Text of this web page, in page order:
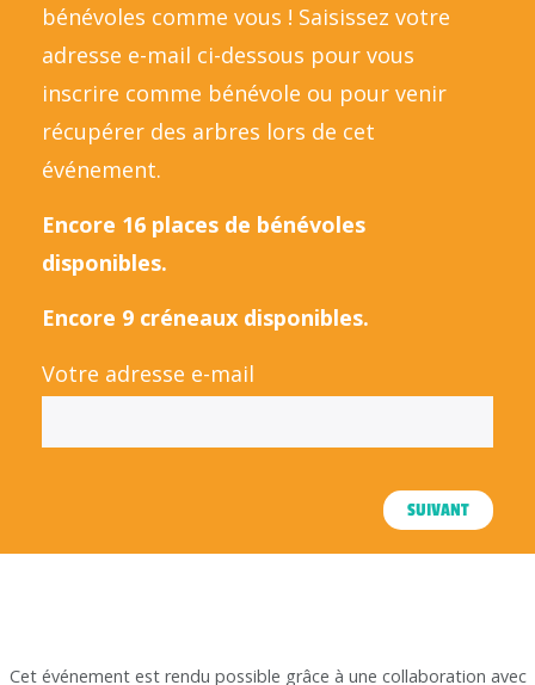
bénévoles comme vous ! Saisissez votre
adresse e-mail ci-dessous pour vous
inscrire comme bénévole ou pour venir
récupérer des arbres lors de cet
événement.
Encore 16 places de bénévoles
disponibles.
Encore 9 créneaux disponibles.
Votre adresse e-mail
SUIVANT
Cet événement est rendu possible grâce à une collaboration avec